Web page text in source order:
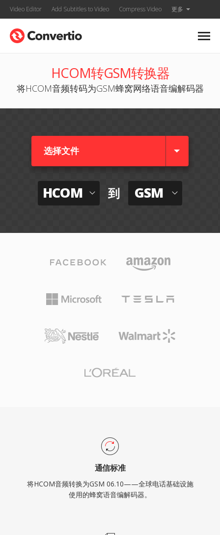
Video Editor Add Subtitles to Video Compress Video 更多
HCOM转GSM转换器
将HCOM音频转码为GSM蜂窝网络语音编解码器
选择文件
HCOM 到 GSM
通信标准
将HCOM音频转换为GSM 06.10——全球电话基础设施
使用的蜂窝语音编解码器。